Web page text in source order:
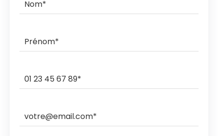
commande.
Les ramasses nocturnes sont également possibles
avec des coûts supplémentaires.